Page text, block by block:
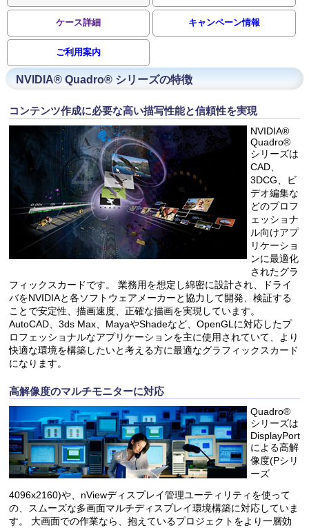
ケース詳細 キャンペーン情報
ご利用案内
NVIDIA® Quadro® シリーズの特徴
コンテンツ作成に必要な高い描写性能と信頼性を実現
NVIDIA®
Quadro®
シリーズは
CAD、
3DCG、ビ
デオ編集な
どのプロフ
ェッショナ
ル向けアプ
リケーショ
ンに最適化
されたグラ
フィックスカードです。 業務用を想定し綿密に設計され、ドライ
バをNVIDIAと各ソフトウェアメーカーと協力して開発、検証する
ことで安定性、描画速度、正確な描画を実現しています。
AutoCAD、3ds Max、MayaやShadeなど、OpenGLに対応したプ
ロフェッショナルなアプリケーションを主に使用されていて、より
快適な環境を構築したいと考える方に最適なグラフィックスカード
になります。
高解像度のマルチモニターに対応
Quadro®
シリーズは
DisplayPort
による高解
像度(Pシリ
ーズ
4096x2160)や、nViewディスプレイ管理ユーティリティを使って
の、スムーズな多画面マルチディスプレイ環境構築に対応していま
す。 大画面での作業なら、抱えているプロジェクトをより一層効